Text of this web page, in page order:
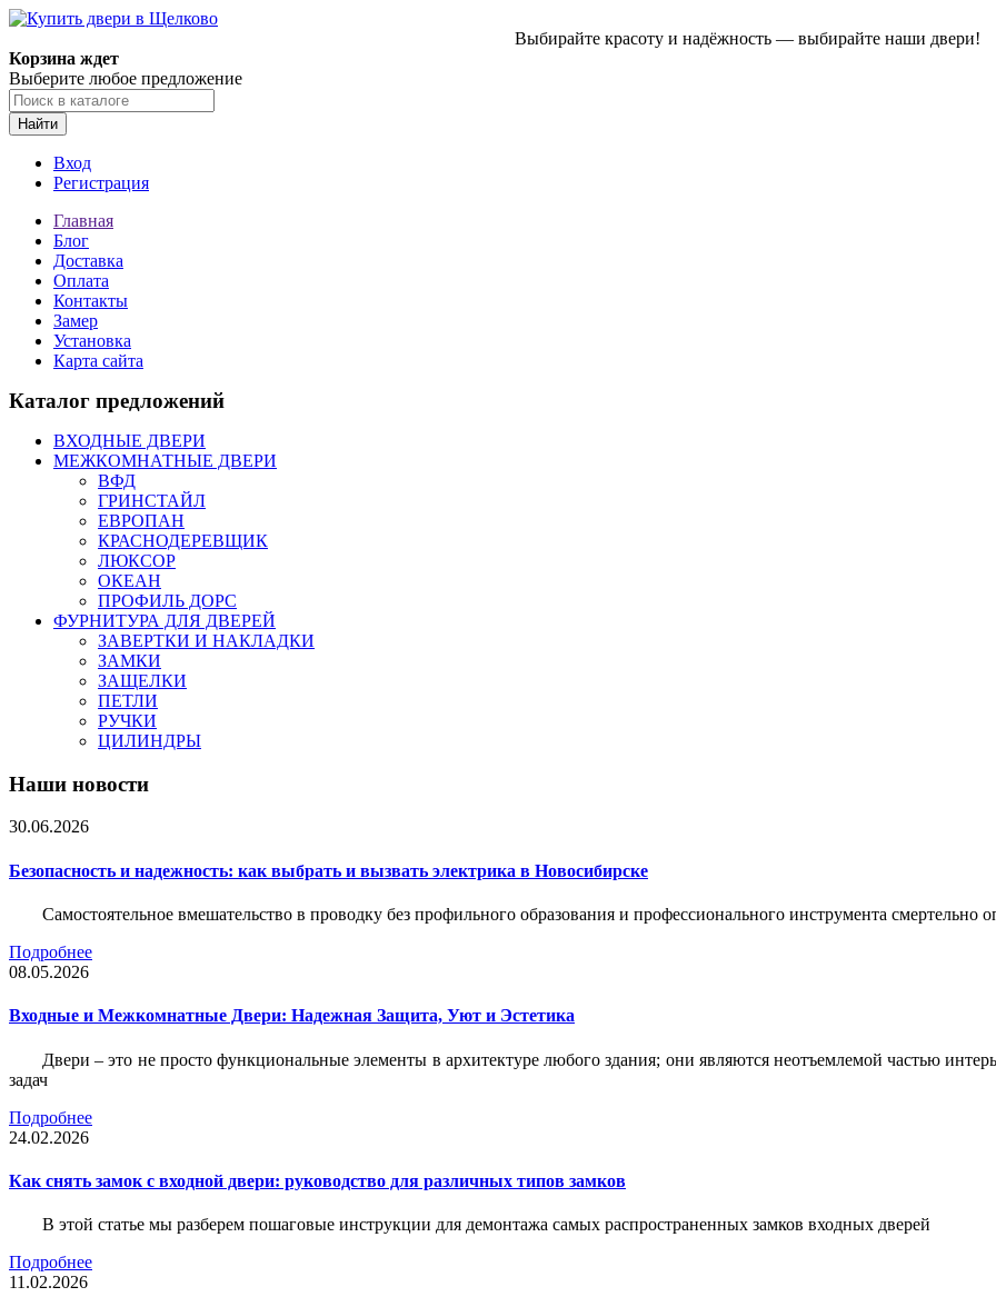
Выбирайте красоту и надёжность — выбирайте наши двери!
Корзина ждет
Выберите любое предложение
Найти
Вход
Регистрация
Главная
Блог
Доставка
Оплата
Контакты
Замер
Установка
Карта сайта
Каталог предложений
ВХОДНЫЕ ДВЕРИ
МЕЖКОМНАТНЫЕ ДВЕРИ
ВФД
ГРИНСТАЙЛ
ЕВРОПАН
КРАСНОДЕРЕВЩИК
ЛЮКСОР
ОКЕАН
ПРОФИЛЬ ДОРС
ФУРНИТУРА ДЛЯ ДВЕРЕЙ
ЗАВЕРТКИ И НАКЛАДКИ
ЗАМКИ
ЗАЩЕЛКИ
ПЕТЛИ
РУЧКИ
ЦИЛИНДРЫ
Наши новости
30.06.2026
Безопасность и надежность: как выбрать и вызвать электрика в Новосибирске
Самостоятельное вмешательство в проводку без профильного образования и профессионального инструмента смертельно
Подробнее
08.05.2026
Входные и Межкомнатные Двери: Надежная Защита, Уют и Эстетика
Двери – это не просто функциональные элементы в архитектуре любого здания; они являются неотъемлемой частью
задач
Подробнее
24.02.2026
Как снять замок с входной двери: руководство для различных типов замков
В этой статье мы разберем пошаговые инструкции для демонтажа самых распространенных замков входных дверей
Подробнее
11.02.2026